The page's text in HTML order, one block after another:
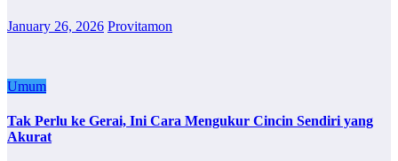
January 26, 2026 Provitamon
Umum
Tak Perlu ke Gerai, Ini Cara Mengukur Cincin Sendiri yang
Akurat